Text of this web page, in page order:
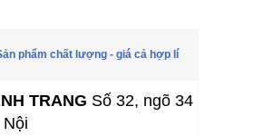
phẩm chất lượng - giá cả hợp lí
TRANG Số 32, ngõ 34